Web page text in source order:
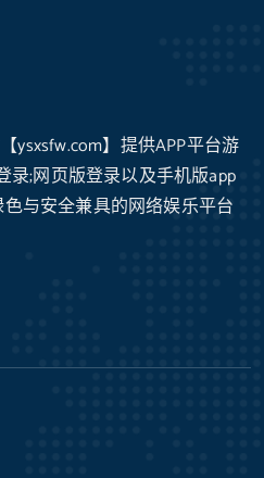
ysxsfw.com】提供APP平台游
录;网页版登录以及手机版app
与安全兼具的网络娱乐平台